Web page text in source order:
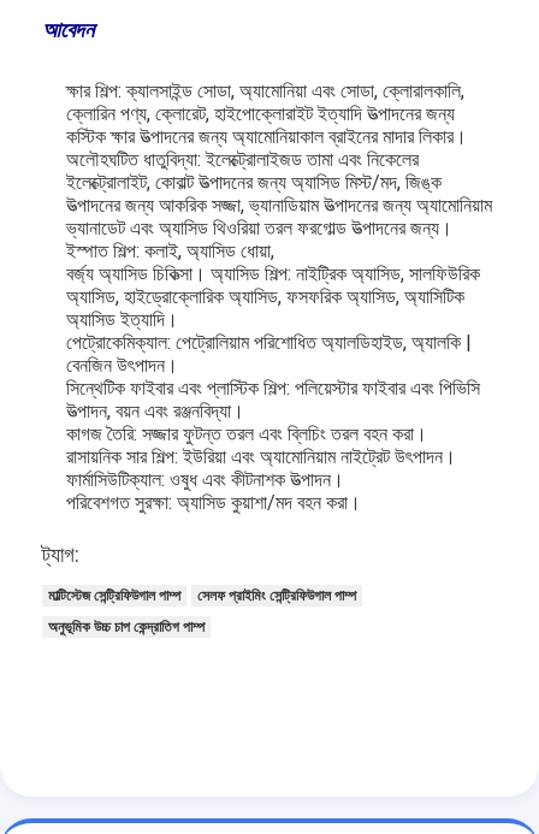
হাইড্রনিক হিট পাম্প
সুইমিং পুল হিট পাম্প
উচ্চ তাপমাত্রার তাপ পাম্প
মাল্টিস্টেজ সেন্ট্রিফিউগাল পাম্প
উল্লম্ব সেন্ট্রিফিউগাল পাম্প
অনুভূমিক কেন্দ্রাতিগ পাম্প
স্লারি পাম্প অংশ
আবেদন
ক্ষার শিল্প: ক্যালসাইন্ড সোডা, অ্যামোনিয়া এবং সোডা, ক্লোরালকালি,
ক্লোরিন পণ্য, ক্লোরেট, হাইপোক্লোরাইট ইত্যাদি উত্পাদনের জন্য
কস্টিক ক্ষার উত্পাদনের জন্য অ্যামোনিয়াকাল ব্রাইনের মাদার লিকার।
অলৌহঘটিত ধাতুবিদ্যা: ইলেক্ট্রোলাইজড তামা এবং নিকেলের
ইলেক্ট্রোলাইট, কোবাল্ট উত্পাদনের জন্য অ্যাসিড মিস্ট/মদ, জিঙ্ক
উত্পাদনের জন্য আকরিক সজ্জা, ভ্যানাডিয়াম উত্পাদনের জন্য অ্যামোনিয়াম
ভ্যানাডেট এবং অ্যাসিড থিওরিয়া তরল ফরগোল্ড উত্পাদনের জন্য।
ইস্পাত শিল্প: কলাই, অ্যাসিড ধোয়া,
বর্জ্য অ্যাসিড চিকিত্সা। অ্যাসিড শিল্প: নাইট্রিক অ্যাসিড, সালফিউরিক
অ্যাসিড, হাইড্রোক্লোরিক অ্যাসিড, ফসফরিক অ্যাসিড, অ্যাসিটিক
অ্যাসিড ইত্যাদি।
পেট্রোকেমিক্যাল: পেট্রোলিয়াম পরিশোধিত অ্যালডিহাইড, অ্যালকি |
বেনজিন উৎপাদন।
সিন্থেটিক ফাইবার এবং প্লাস্টিক শিল্প: পলিয়েস্টার ফাইবার এবং পিভিসি
উত্পাদন, বয়ন এবং রঞ্জনবিদ্যা।
কাগজ তৈরি: সজ্জার ফুটন্ত তরল এবং ব্লিচিং তরল বহন করা।
রাসায়নিক সার শিল্প: ইউরিয়া এবং অ্যামোনিয়াম নাইট্রেট উৎপাদন।
ফার্মাসিউটিক্যাল: ওষুধ এবং কীটনাশক উত্পাদন।
পরিবেশগত সুরক্ষা: অ্যাসিড কুয়াশা/মদ বহন করা।
ট্যাগ:
মাল্টিস্টেজ সেন্ট্রিফিউগাল পাম্প
সেলফ প্রাইমিং সেন্ট্রিফিউগাল পাম্প
অনুভূমিক উচ্চ চাপ কেন্দ্রাতিগ পাম্প